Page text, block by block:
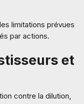
limitations prévues
par actions.
et
contre la dilution,